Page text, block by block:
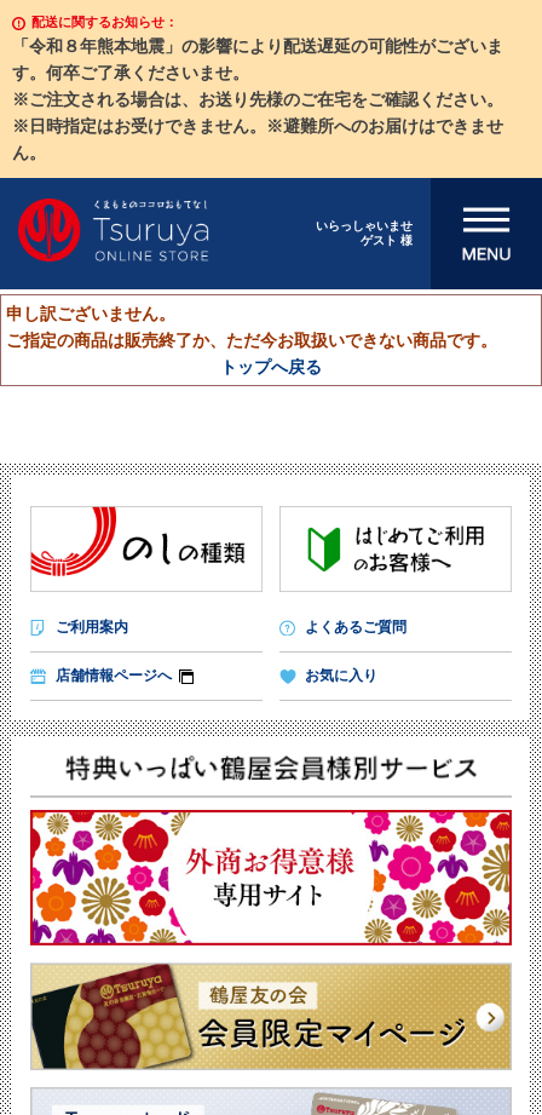
配送に関するお知らせ：
「令和８年熊本地震」の影響により配送遅延の可能性がございま
す。何卒ご了承くださいませ。
※ご注文される場合は、お送り先様のご在宅をご確認ください。
※日時指定はお受けできません。※避難所へのお届けはできませ
ん。
いらっしゃいませ
ゲスト 様
メニューを開
申し訳ございません。
ご指定の商品は販売終了か、ただ今お取扱いできない商品です。
トップへ戻る
ご利用案内 よくあるご質問
店舗情報ページへ お気に入り